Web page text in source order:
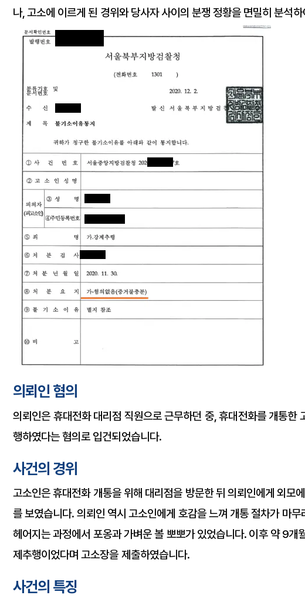
나, 고소에 이르게 된 경위와 당사자 사이의 분쟁 정황을 면밀히 분석
의뢰인 혐의
의뢰인은 휴대전화 대리점 직원으로 근무하던 중, 휴대전화를 개통
행하였다는 혐의로 입건되었습니다.
사건의 경위
고소인은 휴대전화 개통을 위해 대리점을 방문한 뒤 의뢰인에게 외모
를 보였습니다. 의뢰인 역시 고소인에게 호감을 느껴 개통 절차가 마
헤어지는 과정에서 포옹과 가벼운 볼 뽀뽀가 있었습니다. 이후 약 9
제추행이었다며 고소장을 제출하였습니다.
사건의 특징